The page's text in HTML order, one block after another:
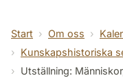
Start Om oss
Kunskapshistoriska
Utställning: